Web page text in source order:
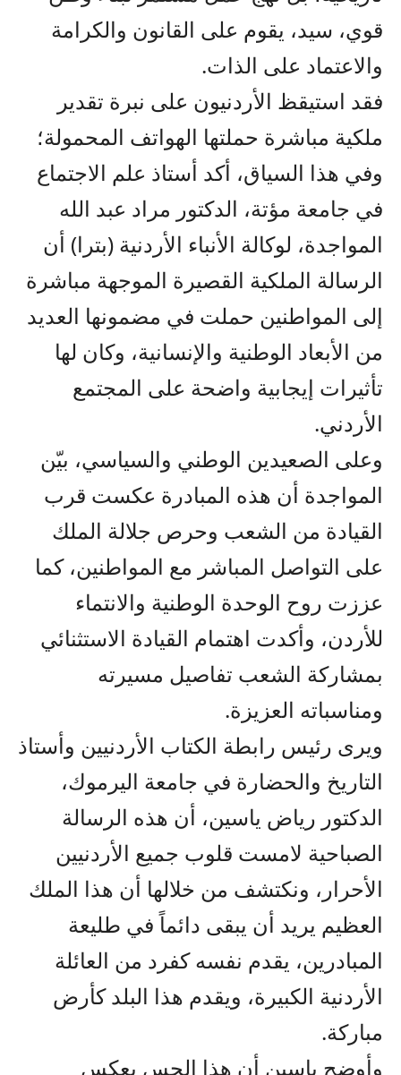
قوي، سيد، يقوم على القانون والكرامة
والاعتماد على الذات.
فقد استيقظ الأردنيون على نبرة تقدير
ملكية مباشرة حملتها الهواتف المحمولة؛
وفي هذا السياق، أكد أستاذ علم الاجتماع
في جامعة مؤتة، الدكتور مراد عبد الله
المواجدة، لوكالة الأنباء الأردنية (بترا) أن
الرسالة الملكية القصيرة الموجهة مباشرة
إلى المواطنين حملت في مضمونها العديد
من الأبعاد الوطنية والإنسانية، وكان لها
تأثيرات إيجابية واضحة على المجتمع
الأردني.
وعلى الصعيدين الوطني والسياسي، بيّن
المواجدة أن هذه المبادرة عكست قرب
القيادة من الشعب وحرص جلالة الملك
على التواصل المباشر مع المواطنين، كما
عززت روح الوحدة الوطنية والانتماء
للأردن، وأكدت اهتمام القيادة الاستثنائي
بمشاركة الشعب تفاصيل مسيرته
ومناسباته العزيزة.
ويرى رئيس رابطة الكتاب الأردنيين وأستاذ
التاريخ والحضارة في جامعة اليرموك،
الدكتور رياض ياسين، أن هذه الرسالة
الصباحية لامست قلوب جميع الأردنيين
الأحرار، ونكتشف من خلالها أن هذا الملك
العظيم يريد أن يبقى دائماً في طليعة
المبادرين، يقدم نفسه كفرد من العائلة
الأردنية الكبيرة، ويقدم هذا البلد كأرض
مباركة.
وأوضح ياسين أن هذا الحس يعكس